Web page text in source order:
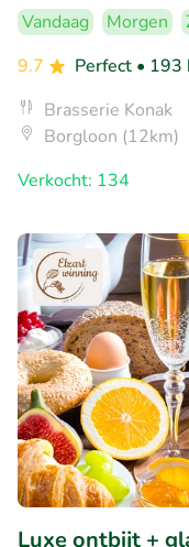
Vandaag Morgen
9.7
Perfect • 193
Brasserie Konak
Borgloon (12km)
Verkocht: 134
Luxe ontbijt +